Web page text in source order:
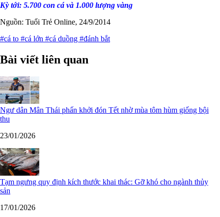
Kỳ tới: 5.700 con cá và 1.000 lượng vàng
Nguồn: Tuổi Trẻ Online, 24/9/2014
#cá to #cá lớn #cá duồng #đánh bắt
Bài viết liên quan
Ngư dân Mân Thái phấn khởi đón Tết nhờ mùa tôm hùm giống bội
thu
23/01/2026
Tạm ngưng quy định kích thước khai thác: Gỡ khó cho ngành thủy
sản
17/01/2026